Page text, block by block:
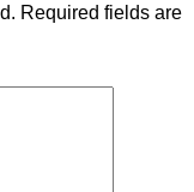
Required fields are